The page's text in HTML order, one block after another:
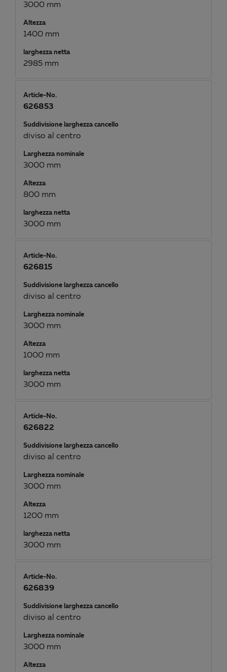
3000 mm
Altezza
1400 mm
larghezza netta
2985 mm
Article-No.
626853
Suddivisione larghezza cancello
diviso al centro
Larghezza nominale
3000 mm
Altezza
800 mm
larghezza netta
3000 mm
Article-No.
626815
Suddivisione larghezza cancello
diviso al centro
Larghezza nominale
3000 mm
Altezza
1000 mm
larghezza netta
3000 mm
Article-No.
626822
Suddivisione larghezza cancello
diviso al centro
Larghezza nominale
3000 mm
Altezza
1200 mm
larghezza netta
3000 mm
Article-No.
626839
Suddivisione larghezza cancello
diviso al centro
Larghezza nominale
3000 mm
Altezza